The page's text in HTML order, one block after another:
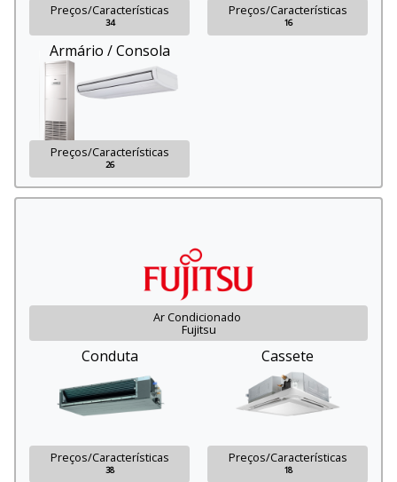
Preços/Características
34
Preços/Características
16
Armário / Consola
Preços/Características
26
Ar Condicionado
Fujitsu
Conduta
Preços/Características
38
Cassete
Preços/Características
18